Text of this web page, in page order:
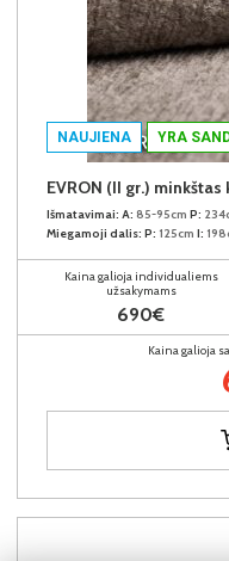
NAUJIENA YRA
EVRON (II gr.)
Išmatavimai: A: 85-95cm P:
Miegamoji dalis: P: 125cm I:
Kaina galioja individualiems
užsakymams
690€
Kaina galioja